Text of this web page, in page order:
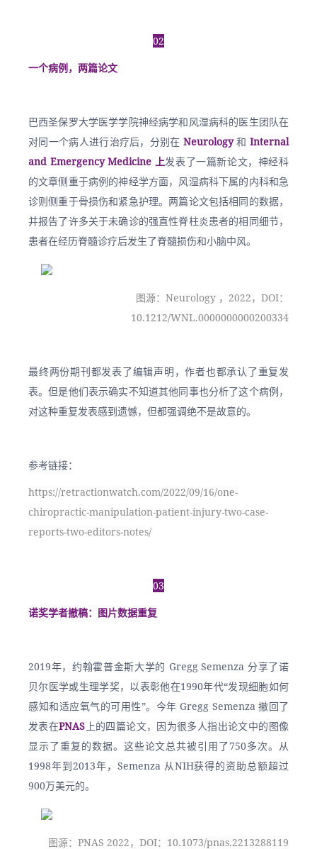
02
一个病例，两篇论文
巴西圣保罗大学医学学院神经病学和风湿病科的医生团队在
对同一个病人进行治疗后，分别在 Neurology 和 Internal
and Emergency Medicine 上发表了一篇新论文，神经科
的文章侧重于病例的神经学方面，风湿病科下属的内科和急
诊则侧重于骨损伤和紧急护理。两篇论文包括相同的数据，
并报告了许多关于未确诊的强直性脊柱炎患者的相同细节，
患者在经历脊髓诊疗后发生了脊髓损伤和小脑中风。
图源：Neurology ，2022，DOI：
10.1212/WNL.0000000000200334
最终两份期刊都发表了编辑声明，作者也都承认了重复发
表。但是他们表示确实不知道其他同事也分析了这个病例，
对这种重复发表感到遗憾，但都强调绝不是故意的。
参考链接：
https://retractionwatch.com/2022/09/16/one-
chiropractic-manipulation-patient-injury-two-case-
reports-two-editors-notes/
03
诺奖学者撤稿：图片数据重复
2019年，约翰霍普金斯大学的 Gregg Semenza 分享了诺
贝尔医学或生理学奖，以表彰他在1990年代“发现细胞如何
感知和适应氧气的可用性”。今年 Gregg Semenza 撤回了
发表在PNAS 上的四篇论文，因为很多人指出论文中的图像
显示了重复的数据。这些论文总共被引用了750多次。从
1998年到2013年，Semenza 从NIH获得的资助总额超过
900万美元的。
图源：PNAS 2022，DOI： 10.1073/pnas.2213288119